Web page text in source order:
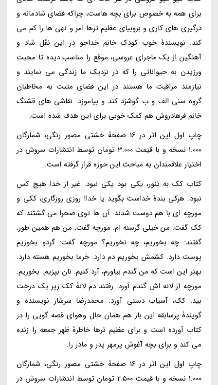
برای همه به خصوص برای بچه هاست، چراکه فضای شادمانه و
درگیری های کاری و بروبیای عظیم ترها امر و نهی ها را کم می
کند. نویسندۀ خوب کودک خانم خداجو در این نقَل شاد و
آهنگین از یک ماجرای عروسی، موقع را مناسب دیده تا محبت
ورزیدن به حیواناتی را که در نزدیک ما زندگی می نمایند و
نیازمند مراقبت ما هستند در این فضای مثبت به مخاطبان
گروه سنی الف و ب گوشزد کند و بیاموزد. نقاشی های قشنگ
خانم فرهادروش هم کمک خوبی برای این هدف شده است.
چاپ اول این اثر در 16 صفحۀ خشتی مصور رنگی، شمارگان
1.000 نسخه و با قیمت 3.000 تومان توسط انتشارات سروش در
اختیار علاقمندان به مباحث این حوزه قرار گرفته است.
کتاب کک به تنور، یکی بود یکی نبود. غیر از خدا هیچ کس
نبود. هرکی بندۀ خداست بگوید یا خدا! روزی روزگاری، ککی و
مورچه ای با هم دوست شدند. آن ها توی صحرا می گشتند که
کک گفت: من خیلی گرسنه ام. مورچه گفت: من هم همین طور.
گفتند: چه بخوریم، چه نخوریم؟ مورچه گفت: گردو بخوریم
پوست دارد. کشمش بخوریم دم دارد. خرما بخوریم هسته دارد.
بهتر این است که من گندم بیاورم، آرد کنیم. نان بپزیم. بخوریم.
مورچه از لانه اش گندم آورد. رفتند دم لانۀ کک زیر یک درخت
بید. کک، آسیاب دستی آورد. محمدرضا سرشار نویسنده و
گویندۀ پرسابقه این بار هم همان حال وهوای قصه گویی را در
کتاب آورده است و برای عظیم ترها خاطرۀ ظهر جمعه را زنده
می کند و برای بچه آغوش پرمهر پدر و مادر را.
چاپ اول این اثر در 16 صفحۀ خشتی مصور رنگی، شمارگان
1.000 نسخه و با قیمت 2.500 تومان توسط انتشارات سروش در